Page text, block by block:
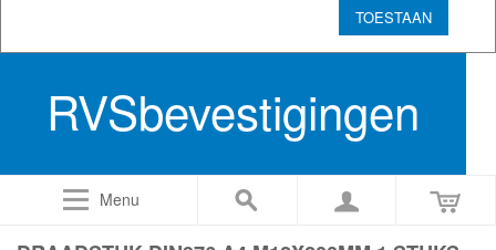
TOESTAAN
RVSbevestigingen
Menu